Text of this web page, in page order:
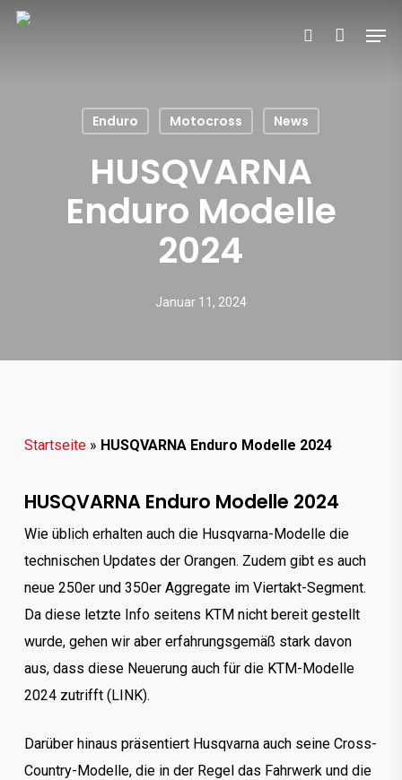
Skip
search
Enduro Motocross News
HUSQVARNA
Enduro Modelle
2024
Januar 11, 2024
Startseite» HUSQVARNA Enduro Modelle 2024
HUSQVARNA Enduro Modelle 2024
Wie üblich erhalten auch die Husqvarna-Modelle die
technischen Updates der Orangen. Zudem gibt es auch
neue 250er und 350er Aggregate im Viertakt-Segment.
Da diese letzte Info seitens KTM nicht bereit gestellt
wurde, gehen wir aber erfahrungsgemäß stark davon
aus, dass diese Neuerung auch für die KTM-Modelle
2024 zutrifft (LINK).
Darüber hinaus präsentiert Husqvarna auch seine Cross-
Country-Modelle, die in der Regel das Fahrwerk und die